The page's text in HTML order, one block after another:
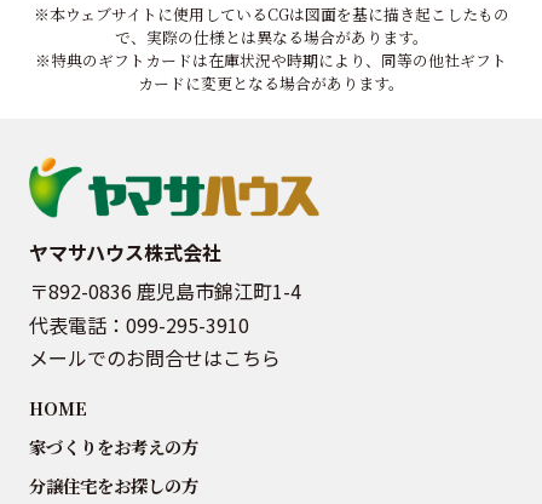
※本ウェブサイトに使用しているCGは図面を基に描き起こしたもの
で、実際の仕様とは異なる場合があります。
※特典のギフトカードは在庫状況や時期により、同等の他社ギフト
カードに変更となる場合があります。
ヤマサハウス株式会社
〒892-0836 鹿児島市錦江町1-4
代表電話： 099-295-3910
メールでのお問合せはこちら
HOME
家づくりをお考えの方
分譲住宅をお探しの方